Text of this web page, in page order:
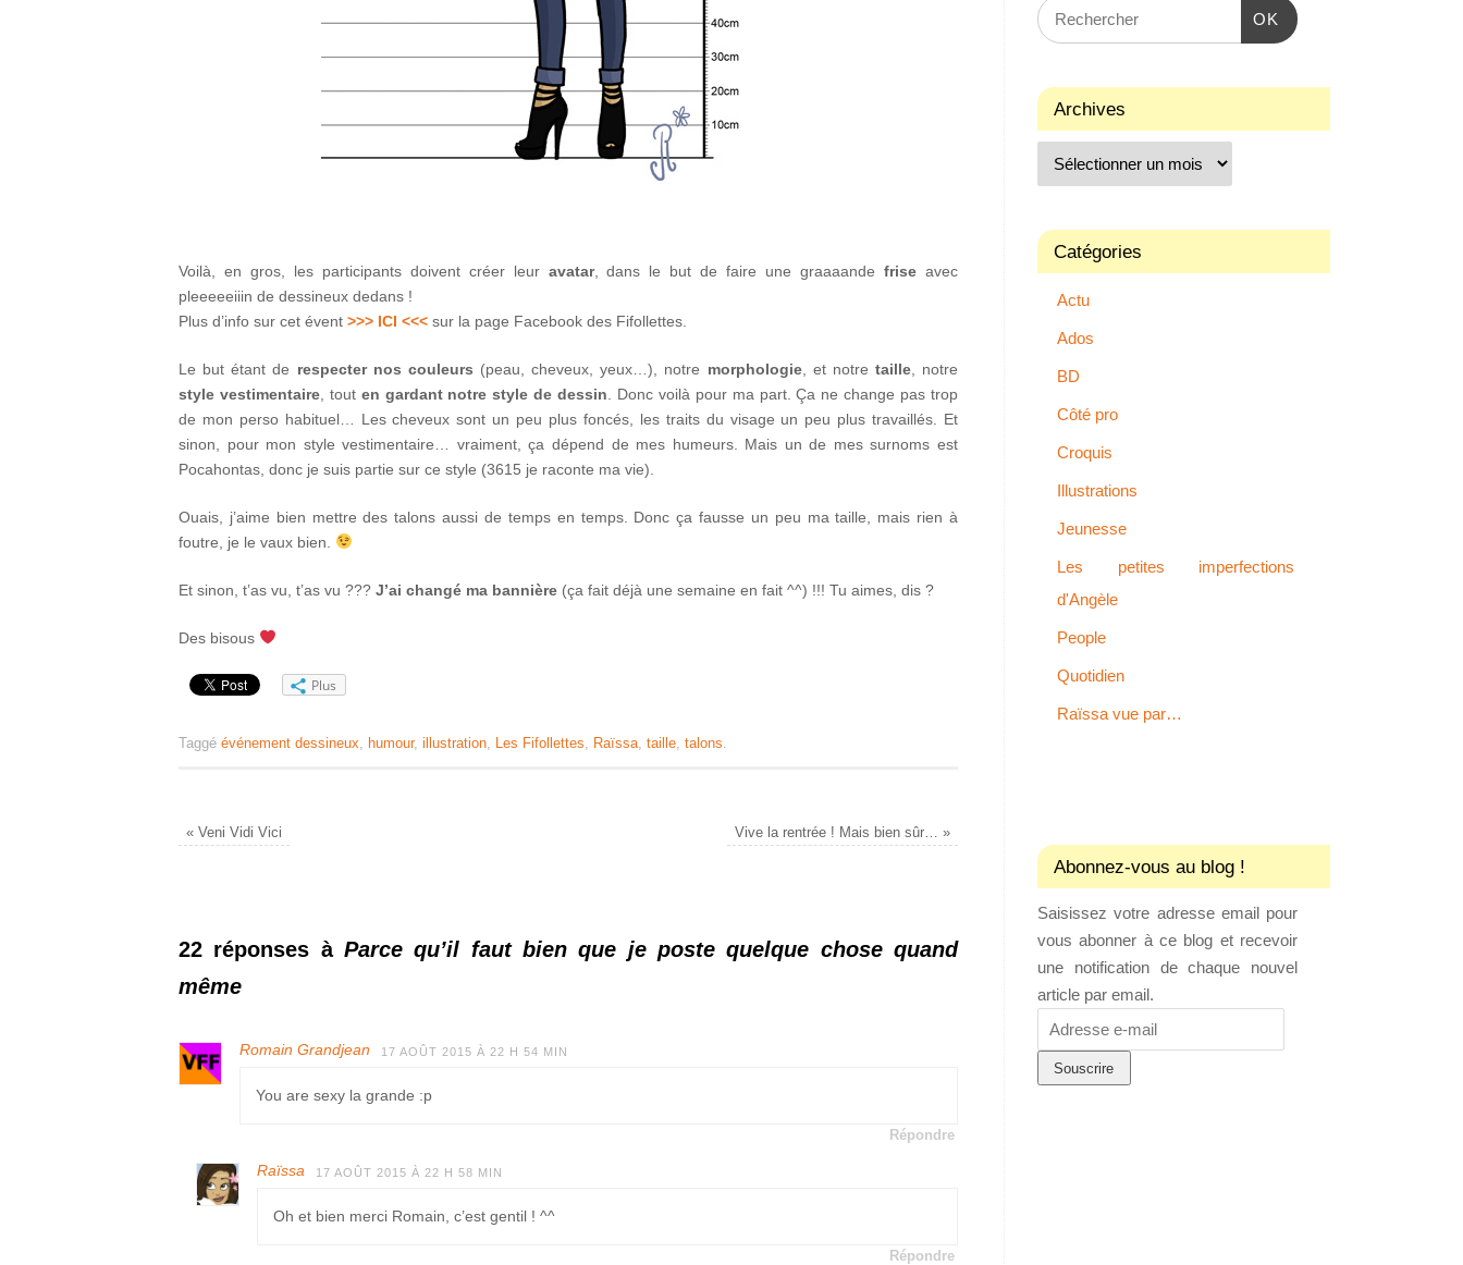
Voilà, en gros, les participants doivent créer leur avatar, dans le but de faire une graaaandefrise avec
pleeeeeiiin de dessineux dedans !
Plus d’info sur cet évent >>> ICI <<< sur la page Facebook des Fifollettes.
Le but étant de respecter nos couleurs (peau, cheveux, yeux…), notre morphologie, et notre taille, notre
style vestimentaire, tout en gardant notre style de dessin . Donc voilà pour ma part. Ça ne change pas trop
de mon perso habituel… Les cheveux sont un peu plus foncés, les traits du visage un peu plus travaillés. Et
sinon, pour mon style vestimentaire… vraiment, ça dépend de mes humeurs. Mais un de mes surnoms est
Pocahontas, donc je suis partie sur ce style (3615 je raconte ma vie).
Ouais, j’aime bien mettre des talons aussi de temps en temps. Donc ça fausse un peu ma taille, mais rien à
foutre, je le vaux bien.
Et sinon, t’as vu, t’as vu ??? J’ai changé ma bannière (ça fait déjà une semaine en fait ^^) !!! Tu aimes, dis ?
Des bisous
Plus
Taggé événement dessineux humour, illustration Les Fifollettes Raïssa taille talons
« Veni Vidi Vici Vive la rentrée ! Mais bien sûr… »
22 réponses à Parce qu’il faut bien que je poste quelque chose quand
même
Romain Grandjean 17 AOÛT 2015 À 22 H 54 MIN
You are sexy la grande :p
Répondre
Raïssa 17 AOÛT 2015 À 22 H 58 MIN
Oh et bien merci Romain, c’est gentil ! ^^
Répondre
OK
Archives
Catégories
Actu
Ados
BD
Côté pro
Croquis
Illustrations
Jeunesse
Les petites imperfections
d'Angèle
People
Quotidien
Raïssa vue par…
Abonnez-vous au blog !
Saisissez votre adresse email pour
vous abonner à ce blog et recevoir
une notification de chaque nouvel
article par email.
Adresse
e-
mail